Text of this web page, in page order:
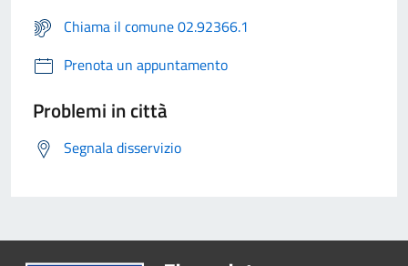
Chiama il comune 02.92366.1
Prenota un appuntamento
Problemi in città
Segnala disservizio